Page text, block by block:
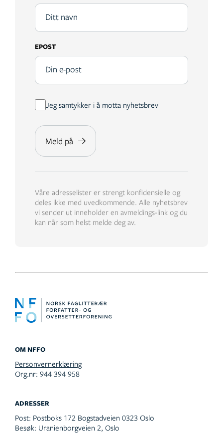
OM NFFO
Personvernerklæring
Org.nr: 944 394 958
ADRESSER
Post: Postboks 172 Bogstadveien 0323 Oslo
Besøk: Uranienborgveien 2, Oslo
EPOST
Jeg samtykker i å motta nyhetsbrev
Våre adresselister er strengt konfidensielle og
deles ikke med uvedkommende. Alle nyhetsbrev
vi sender ut inneholder en avmeldings-link og du
kan når som helst melde deg av.